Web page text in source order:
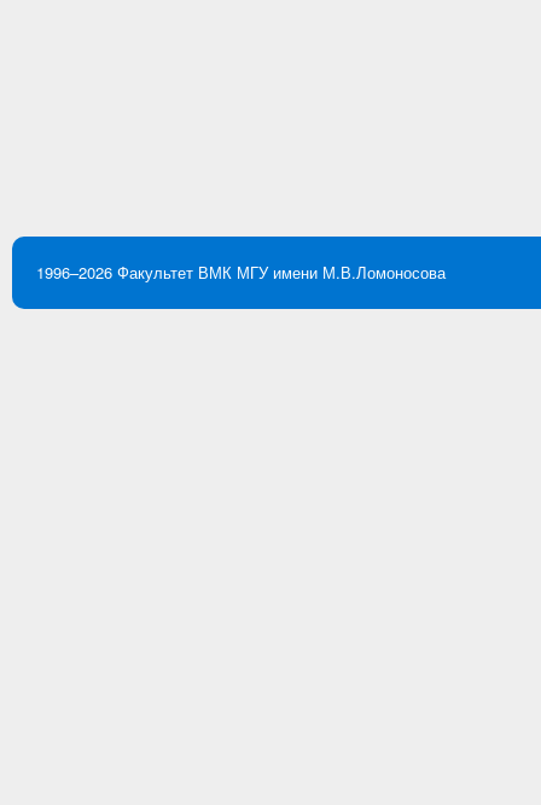
1996–2026 Факультет ВМК МГУ имени М.В.Ломоносова